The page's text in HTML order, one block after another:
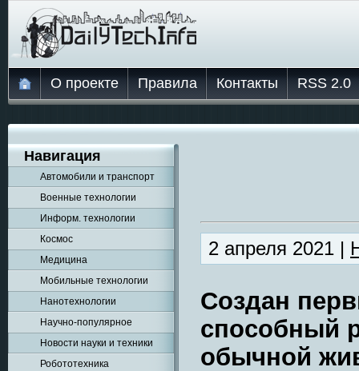
О проекте Правила Контакты RSS 2.0
Навигация
Автомобили и транспорт
Военные технологии
Информ. технологии
Космос
Медицина
Мобильные технологии
Нанотехнологии
Научно-популярное
Новости науки и техники
Робототехника
2 апреля 2021 |
Создан
способный
обычной